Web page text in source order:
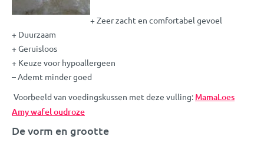
+ Zeer zacht en comfortabel gevoel
+ Duurzaam
+ Geruisloos
+ Keuze voor hypoallergeen
– Ademt minder goed
Voorbeeld van voedingskussen met deze vulling: MamaLoes
Amy wafel oudroze
De vorm en grootte